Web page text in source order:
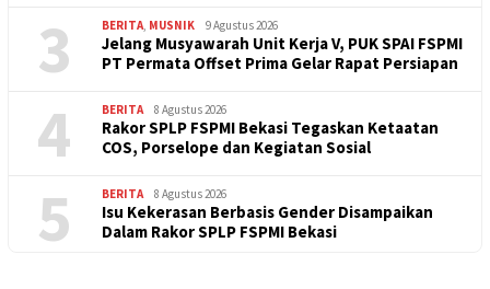
3 BERITA, MUSNIK 9 Agustus 2026
Jelang Musyawarah Unit Kerja V, PUK SPAI FSPMI
PT Permata Offset Prima Gelar Rapat Persiapan
4 BERITA 8 Agustus 2026
Rakor SPLP FSPMI Bekasi Tegaskan Ketaatan
COS, Porselope dan Kegiatan Sosial
5 BERITA 8 Agustus 2026
Isu Kekerasan Berbasis Gender Disampaikan
Dalam Rakor SPLP FSPMI Bekasi